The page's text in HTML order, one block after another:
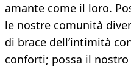
amante come il loro.
le nostre comunità
di brace dell’intimità
conforti; possa il